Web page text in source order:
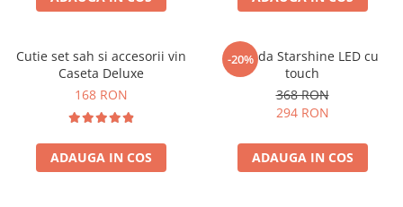
Cutie set sah si accesorii vin
Caseta Deluxe
168 RON
ADAUGA IN COS
-20%
Oglinda Starshine LED cu
touch
368 RON
294 RON
ADAUGA IN COS